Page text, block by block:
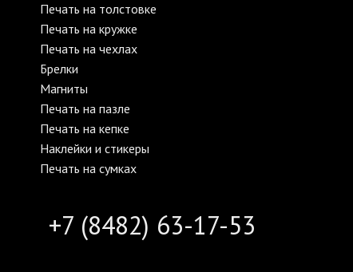
Печать на толстовке
Печать на кружке
Печать на чехлах
Брелки
Магниты
Печать на пазле
Печать на кепке
Наклейки и стикеры
Печать на сумках
+7 (8482) 63-17-53